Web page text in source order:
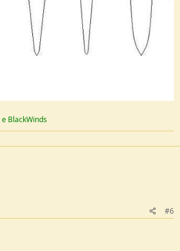
e BlackWinds
#6